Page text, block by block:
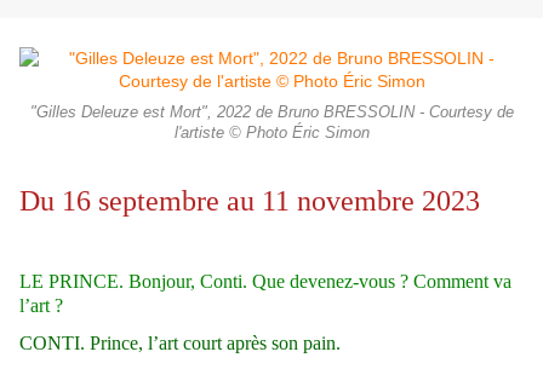
"Gilles Deleuze est Mort", 2022 de Bruno BRESSOLIN - Courtesy de
l'artiste © Photo Éric Simon
Du 16 septembre au 11 novembre 2023
LE PRINCE. Bonjour, Conti. Que devenez-vous ? Comment va
l’art ?
CONTI. Prince, l’art court après son pain.